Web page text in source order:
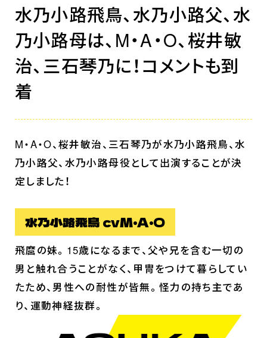
水乃小路飛鳥、水乃小路父、水
乃小路母は、M・A・O、桜井敏
治、三石琴乃に！コメントも到
着
M・A・O、桜井敏治、三石琴乃が水乃小路飛鳥、水
乃小路父、水乃小路母役として出演することが決
定しました！
水乃小路飛鳥 cvM・A・O
飛麿の妹。15歳になるまで、父や兄を含む一切の
男と触れ合うことがなく、甲冑をつけて暮らしてい
たため、男性への耐性が皆無。怪力の持ち主であ
り、運動神経抜群。